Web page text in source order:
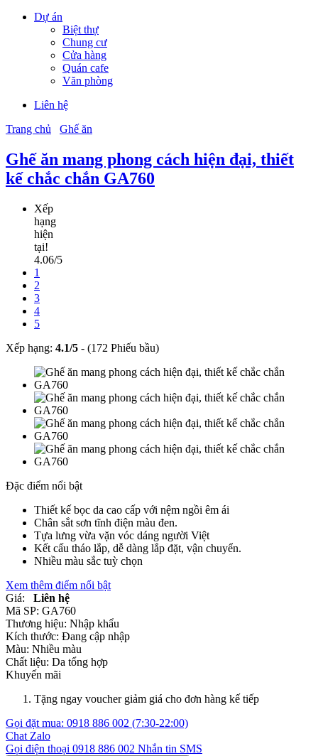
Dự án
Biệt thự
Chung cư
Cửa hàng
Quán cafe
Văn phòng
Liên hệ
Trang chủ
Ghế ăn
Ghế ăn mang phong cách hiện đại, thiết
kế chắc chắn GA760
Xếp
hạng
hiện
tại!
4.06/5
1
2
3
4
5
Xếp hạng: 4.1/5 - (172 Phiếu bầu)
Đặc điểm nổi bật
Thiết kế bọc da cao cấp với nệm ngồi êm ái
Chân sắt sơn tĩnh điện màu đen.
Tựa lưng vừa vặn vóc dáng người Việt
Kết cấu tháo lắp, dễ dàng lắp đặt, vận chuyển.
Nhiều màu sắc tuỳ chọn
Xem thêm điểm nổi bật
Giá:
Liên hệ
Mã SP: GA760
Thương hiệu: Nhập khẩu
Kích thước: Đang cập nhập
Màu: Nhiều màu
Chất liệu: Da tổng hợp
Khuyến mãi
Tặng ngay voucher giảm giá cho đơn hàng kế tiếp
Gọi đặt mua: 0918 886 002 (7:30-22:00)
Chat Zalo
Gọi điện thoại 0918 886 002 Nhắn tin SMS